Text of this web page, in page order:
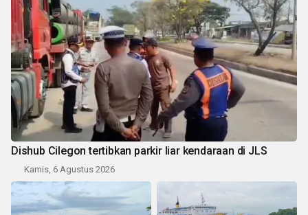
Dishub Cilegon tertibkan parkir liar kendaraan di JLS
Kamis, 6 Agustus 2026